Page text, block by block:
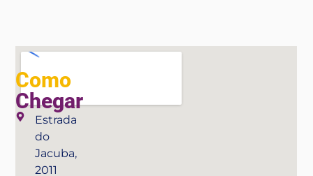
Como
Chegar
Estrada
do
Jacuba,
2011